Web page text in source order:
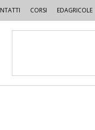
CORSI EDAGRICOLE